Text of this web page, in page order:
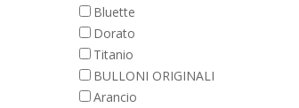
Bluette
Dorato
Titanio
BULLONI ORIGINALI
Arancio